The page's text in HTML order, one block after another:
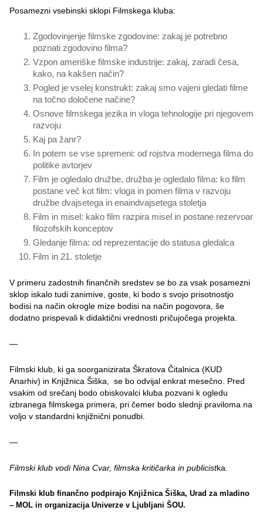
Posamezni vsebinski sklopi Filmskega kluba:
Zgodovinjenje filmske zgodovine: zakaj je potrebno
poznati zgodovino filma?
Vzpon ameriške filmske industrije: zakaj, zaradi česa,
kako, na kakšen način?
Pogled je vselej konstrukt: zakaj smo vajeni gledati filme
na točno določene načine?
Osnove filmskega jezika in vloga tehnologije pri njegovem
razvoju
Kaj pa žanr?
In potem se vse spremeni: od rojstva modernega filma do
politike avtorjev
Film je ogledalo družbe, družba je ogledalo filma: ko film
postane več kot film: vloga in pomen filma v razvoju
družbe dvajsetega in enaindvajsetega stoletja
Film in misel: kako film razpira misel in postane rezervoar
filozofskih konceptov
Gledanje filma: od reprezentacije do statusa gledalca
Film in 21. stoletje
V primeru zadostnih finančnih sredstev se bo za vsak posamezni
sklop iskalo tudi zanimive, goste, ki bodo s svojo prisotnostjo
bodisi na način okrogle mize bodisi na način pogovora, še
dodatno prispevali k didaktični vrednosti pričujočega projekta.
—
Filmski klub, ki ga soorganizirata Škratova Čitalnica (KUD
Anarhiv) in Knjižnica Šiška, se bo odvijal enkrat mesečno. Pred
vsakim od srečanj bodo obiskovalci kluba pozvani k ogledu
izbranega filmskega primera, pri čemer bodo slednji praviloma na
voljo v standardni knjižnični ponudbi.
—
Filmski klub vodi Nina Cvar, filmska kritičarka in publicistka.
Filmski klub finančno podpirajo Knjižnica Šiška, Urad za mladino
– MOL in organizacija Univerze v Ljubljani ŠOU.